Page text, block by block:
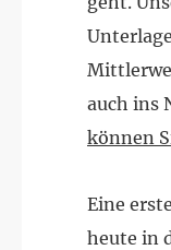
auch ins
können
Eine
heute in